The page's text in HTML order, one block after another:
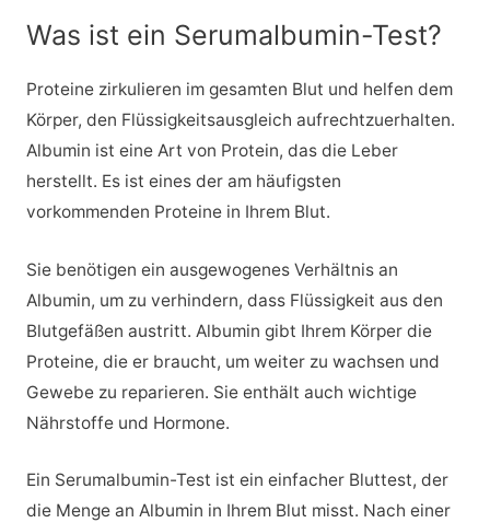
Was ist ein Serumalbumin-Test?
Proteine zirkulieren im gesamten Blut und helfen dem
Körper, den Flüssigkeitsausgleich aufrechtzuerhalten.
Albumin ist eine Art von Protein, das die Leber
herstellt. Es ist eines der am häufigsten
vorkommenden Proteine in Ihrem Blut.
Sie benötigen ein ausgewogenes Verhältnis an
Albumin, um zu verhindern, dass Flüssigkeit aus den
Blutgefäßen austritt. Albumin gibt Ihrem Körper die
Proteine, die er braucht, um weiter zu wachsen und
Gewebe zu reparieren. Sie enthält auch wichtige
Nährstoffe und Hormone.
Ein Serumalbumin-Test ist ein einfacher Bluttest, der
die Menge an Albumin in Ihrem Blut misst. Nach einer